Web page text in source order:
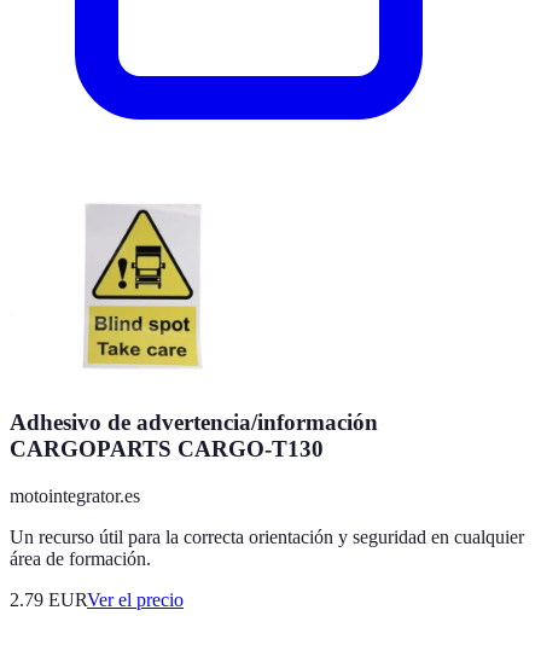
Adhesivo de advertencia/información
CARGOPARTS CARGO-T130
motointegrator.es
Un recurso útil para la correcta orientación y seguridad en cualquier
área de formación.
2.79 EURVer el precio